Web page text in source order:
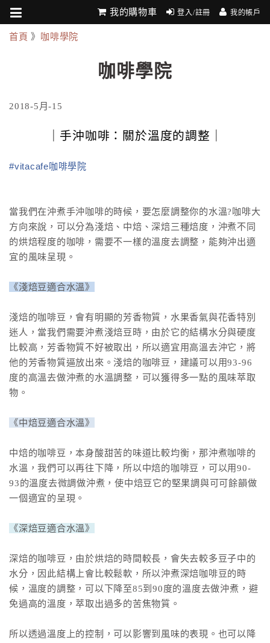
我的購物車 登入/註冊 我的帳戶
首頁 》 咖啡學院
咖啡學院
2018-5月-15
｜手沖咖啡：關於溫度的調整｜
#vitacafe咖啡學院
當我們在沖煮手沖咖啡的時候，要怎麼調整你的水溫?咖啡大
方向來說，可以分為淺焙、中焙、深焙三種焙度，沖煮不同
的烘焙程度的咖啡，需要不一樣的溫度去調整，能夠沖出適
宜的風味呈現。
《淺焙豆適合水溫》
淺焙的咖啡豆，會有明顯的芳香物質，水果香氣與花香特別
迷人，當我們需要沖煮淺焙豆時，由於它的結構水分與硬度
比較高，芳香物質不好被取出，所以適宜用高溫去沖它，將
他的芳香物質逼放出來。淺焙的咖啡豆，建議可以用93-96
度的高溫去做沖煮的水溫調整，可以獲得多一點的風味萃取
物。
《中焙豆適合水溫》
中焙的咖啡豆，本身酸甜苦的味道比較均衡，那沖煮咖啡的
水溫，我們可以再往下降，所以中焙的咖啡豆，可以用90-
93的溫度去微調做沖煮，使中焙豆它的堅果調與可可餘韻做
一個適宜的呈現。
《深焙豆適合水溫》
深焙的咖啡豆，由於烘焙的時間較長，會失去較多豆子中的
水分，因此結構上會比較鬆軟，所以沖煮深焙咖啡豆的時
候，溫度的調整，可以下降至85到90度的溫度去做沖煮，避
免過高的溫度，萃取出過多的苦焦物質。
所以透過溫度上的控制，可以影響到風味的表現。也可以降